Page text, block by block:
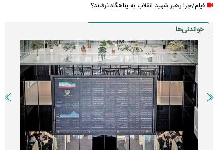
فیلم/چرا رهبر شهید انقلاب به پناهگاه نرفتند؟
خواندنی‌ها